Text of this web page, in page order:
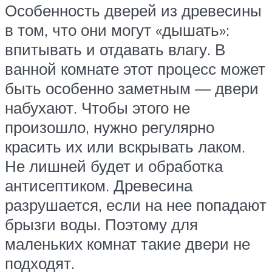
Особенность дверей из древесины
в том, что они могут «дышать»:
впитывать и отдавать влагу. В
ванной комнате этот процесс может
быть особенно заметным — двери
набухают. Чтобы этого не
произошло, нужно регулярно
красить их или вскрывать лаком.
Не лишней будет и обработка
антисептиком. Древесина
разрушается, если на нее попадают
брызги воды. Поэтому для
маленьких комнат такие двери не
подходят.